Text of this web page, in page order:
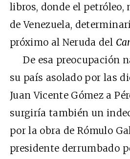
libros, donde el petróleo,
de Venezuela,
próximo al Neruda del
De esa preocupación
su país asolado por las
Juan Vicente Gómez a
surgiría también un
por la obra de Rómulo
presidente derrumbado